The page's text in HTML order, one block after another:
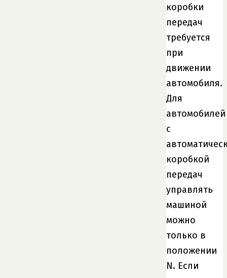
коробки
передач
требуется
при
движении
автомобиля.
Для
автомобилей
с
коробкой
передач
управлять
машиной
можно
только в
положении
N. Если